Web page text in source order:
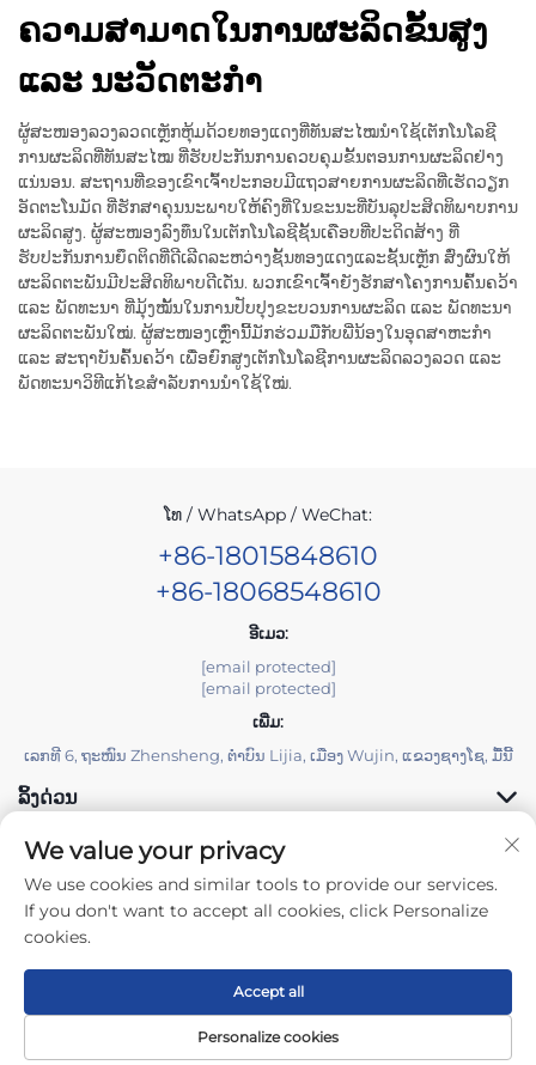
ຄວາມສາມາດໃນການຜະລິດຂັ້ນສູງ
ແລະ ນະວັດຕະກຳ
ຜູ້ສະໜອງລວງລວດເຫຼັກຫຸ້ມດ້ວຍທອງແດງທີ່ທັນສະໄໝນຳໃຊ້ເຕັກໂນໂລຊີ
ການຜະລິດທີ່ທັນສະໄໝ ທີ່ຮັບປະກັນການຄວບຄຸມຂັ້ນຕອນການຜະລິດຢ່າງ
ແນ່ນອນ. ສະຖານທີ່ຂອງເຂົາເຈົ້າປະກອບມີແຖວສາຍການຜະລິດທີ່ເຮັດວຽກ
ອັດຕະໂນມັດ ທີ່ຮັກສາຄຸນນະພາບໃຫ້ຄົງທີ່ໃນຂະນະທີ່ບັນລຸປະສິດທິພາບການ
ຜະລິດສູງ. ຜູ້ສະໜອງລົງທຶນໃນເຕັກໂນໂລຊີຊັ້ນເຄືອບທີ່ປະດິດສ້າງ ທີ່
ຮັບປະກັນການຍຶດຕິດທີ່ດີເລີດລະຫວ່າງຊັ້ນທອງແດງແລະຊັ້ນເຫຼັກ ສົ່ງຜົນໃຫ້
ຜະລິດຕະພັນມີປະສິດທິພາບດີເດັ່ນ. ພວກເຂົາເຈົ້າຍັງຮັກສາໂຄງການຄົ້ນຄວ້າ
ແລະ ພັດທະນາ ທີ່ມຸ້ງໝັ້ນໃນການປັບປຸງຂະບວນການຜະລິດ ແລະ ພັດທະນາ
ຜະລິດຕະພັນໃໝ່. ຜູ້ສະໜອງເຫຼົ່ານີ້ມັກຮ່ວມມືກັບພີ່ນ້ອງໃນອຸດສາຫະກຳ
ແລະ ສະຖາບັນຄົ້ນຄວ້າ ເພື່ອຍົກສູງເຕັກໂນໂລຊີການຜະລິດລວງລວດ ແລະ
ພັດທະນາວິທີແກ້ໄຂສຳລັບການນຳໃຊ້ໃໝ່.
ໂທ / WhatsApp / WeChat:
+86-18015848610
+86-18068548610
ອີເມວ:
[email protected]
[email protected]
ເພີ່ມ:
ເລກທີ 6, ຖະໜົນ Zhensheng, ຕຳບົນ Lijia, ເມືອງ Wujin, ແຂວງຊາງໂຊ, ມື້ນີ້
ລິ້ງດ່ວນ
ຜະລິດຕະພັນ
ລິຂະສິດ © 2025 Changzhou Yuzisenhan Electronic Co.,Ltd. ສິດທິ
ທັງໝົດຖືກຮັກສາໄວ້ -ນະໂຍບາຍຄວາມເປັນສ່ວນຕົວ
We value your privacy
We use cookies and similar tools to provide our services.
If you don't want to accept all cookies, click Personalize
cookies.
Personalize cookies
Accept all